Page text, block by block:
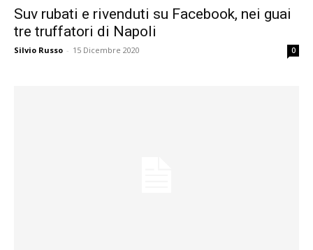
Suv rubati e rivenduti su Facebook, nei guai
tre truffatori di Napoli
Silvio Russo - 15 Dicembre 2020 0